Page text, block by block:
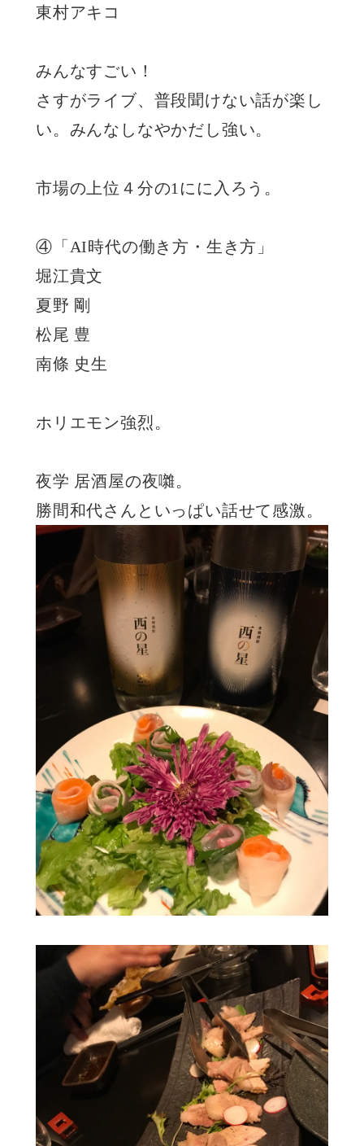
東村アキコ
みんなすごい！
さすがライブ、普段聞けない話が楽し
い。みんなしなやかだし強い。
市場の上位４分の1にに入ろう。
④「AI時代の働き方・生き方」
堀江貴文
夏野 剛
松尾 豊
南條 史生
ホリエモン強烈。
夜学 居酒屋の夜囃。
勝間和代さんといっぱい話せて感激。